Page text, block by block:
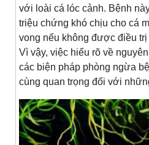
với loài cá lóc cảnh. Bệnh
triệu chứng khó chịu cho cá
vong nếu không được điều
Vì vậy, việc hiểu rõ về
các biện pháp phòng ngừa
cùng quan trọng đối với